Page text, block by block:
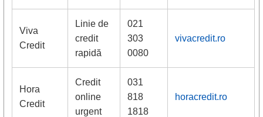
Viva
Credit
Linie de
credit
rapidă
021
303
0080
vivacredit.ro
Hora
Credit
Credit
online
urgent
031
818
1818
horacredit.ro